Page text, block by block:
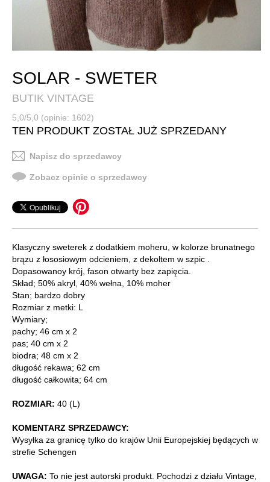
SOLAR - SWETER
BUTIK VINTAGE
5,0/5,0 (opinie: 1602)
TEN PRODUKT ZOSTAŁ JUŻ SPRZEDANY
Napisz do sprzedawcy
Zobacz opinie o sprzedawcy
Klasyczny sweterek z dodatkiem moheru, w kolorze brunatnego
brązu z łososiowym odcieniem, z dekoltem w szpic .
Dopasowanoy krój, fason otwarty bez zapięcia.
Skład; 50% akryl, 40% wełna, 10% moher
Stan; bardzo dobry
Rozmiar z metki: L
Wymiary;
pachy; 46 cm x 2
pas; 40 cm x 2
biodra; 48 cm x 2
długość rekawa; 62 cm
długość całkowita; 64 cm
ROZMIAR: 40 (L)
KOMENTARZ SPRZEDAWCY:
Wysyłka za granicę tylko do krajów Unii Europejskiej będących w
strefie Schengen
UWAGA: To nie jest autorski produkt. Pochodzi z działu Vintage,